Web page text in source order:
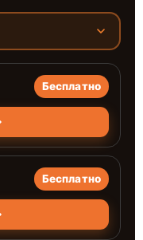
Бесплатно
Бесплатно